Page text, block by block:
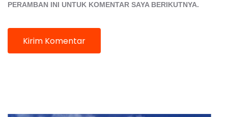
PERAMBAN INI UNTUK KOMENTAR SAYA BERIKUTNYA.